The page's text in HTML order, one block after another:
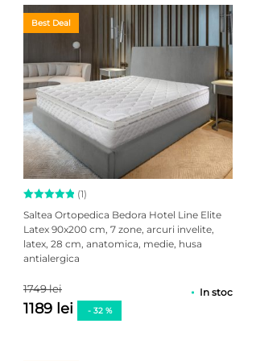
Best Deal
Evaluat la
5 pe baza
unei
singure
(1)
Saltea Ortopedica Bedora Hotel Line Elite
Latex 90x200 cm, 7 zone, arcuri invelite,
latex, 28 cm, anatomica, medie, husa
antialergica
1749 lei
1189 lei - 32 %
In stoc